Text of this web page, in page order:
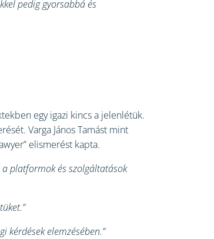
pedig gyorsabbá és
egy igazi kincs a jelenlétük.
Varga János Tamást mint
elismerést kapta.
platformok és szolgáltatások
kérdések elemzésében.”